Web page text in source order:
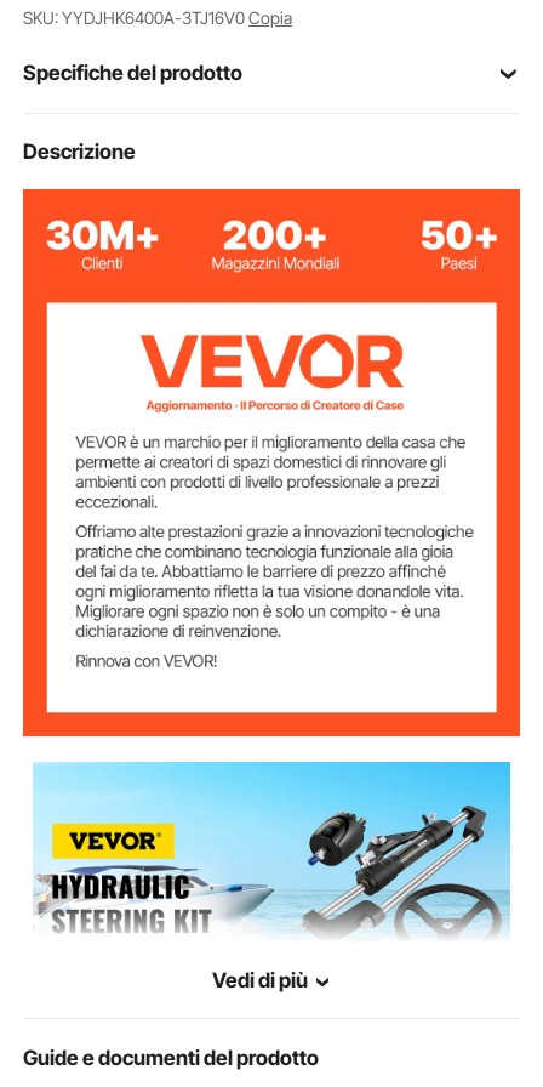
SKU: YYDJHK6400A-3TJ16V0Copia
Specifiche del prodotto
Forza di uscita
Pressione
Lunghezza del
16 piedi
Descrizione
Vedi di più
Guide e documenti del prodotto